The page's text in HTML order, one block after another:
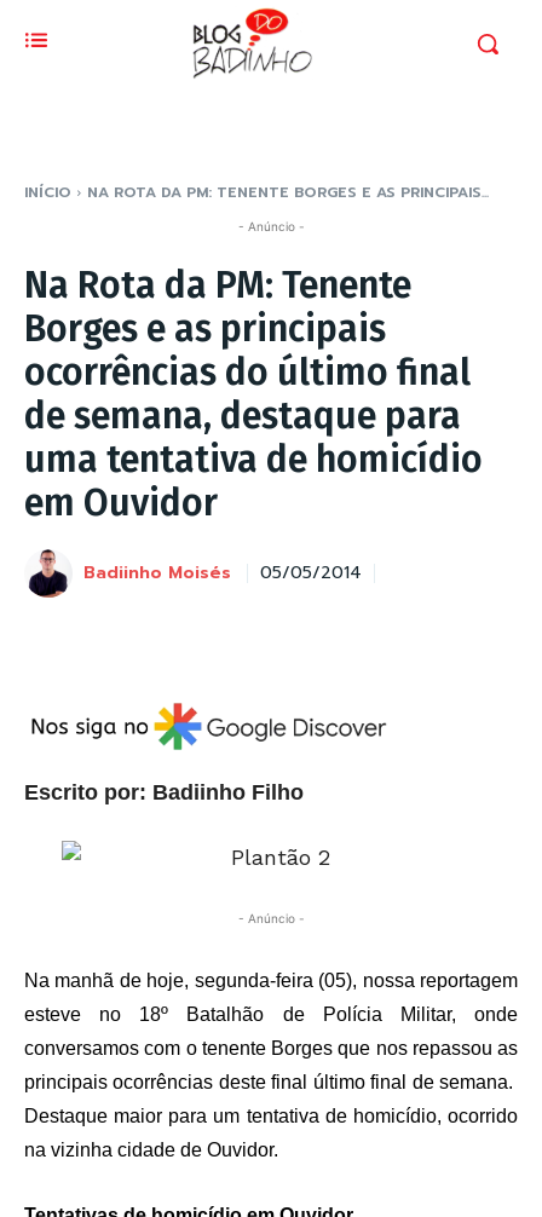
INÍCIO NA ROTA DA PM: TENENTE BORGES E AS PRINCIPAIS...
- Anúncio -
Na Rota da PM: Tenente
Borges e as principais
ocorrências do último final
de semana, destaque para
uma tentativa de homicídio
em Ouvidor
Badiinho Moisés 05/05/2014
Escrito por: Badiinho Filho
- Anúncio -
Na manhã de hoje, segunda-feira (05), nossa reportagem
esteve no 18º Batalhão de Polícia Militar, onde
conversamos com o tenente Borges que nos repassou as
principais ocorrências deste final último final de semana.
Destaque maior para um tentativa de homicídio, ocorrido
na vizinha cidade de Ouvidor.